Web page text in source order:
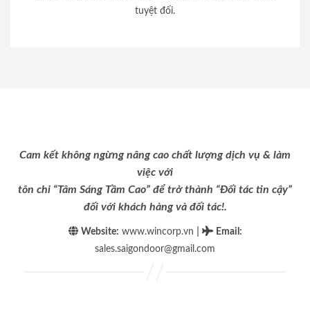
tuyệt đối.
Cam kết không ngừng nâng cao chất lượng dịch vụ & làm
việc với
tôn chỉ “Tâm Sáng Tầm Cao” để trở thành “Đối tác tin cậy”
đối với khách hàng và đối tác!.
Website: www.wincorp.vn Email :
sales.saigondoor@gmail.com